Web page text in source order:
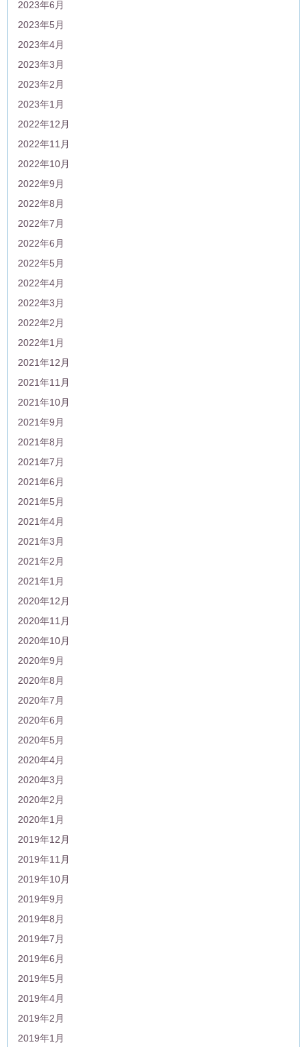
2023年6月
2023年5月
2023年4月
2023年3月
2023年2月
2023年1月
2022年12月
2022年11月
2022年10月
2022年9月
2022年8月
2022年7月
2022年6月
2022年5月
2022年4月
2022年3月
2022年2月
2022年1月
2021年12月
2021年11月
2021年10月
2021年9月
2021年8月
2021年7月
2021年6月
2021年5月
2021年4月
2021年3月
2021年2月
2021年1月
2020年12月
2020年11月
2020年10月
2020年9月
2020年8月
2020年7月
2020年6月
2020年5月
2020年4月
2020年3月
2020年2月
2020年1月
2019年12月
2019年11月
2019年10月
2019年9月
2019年8月
2019年7月
2019年6月
2019年5月
2019年4月
2019年2月
2019年1月